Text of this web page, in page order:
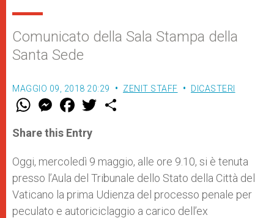
Comunicato della Sala Stampa della
Santa Sede
MAGGIO 09, 2018 20:29 ZENIT STAFF DICASTERI
W
t
s
p
p
M
e
s
e
g
e
r
F
a
e
b
o
k
w
r
Share this Entry
Oggi, mercoledì 9 maggio, alle ore 9.10, si è tenuta
presso l’Aula del Tribunale dello Stato della Città del
Vaticano la prima Udienza del processo penale per
peculato e autoriciclaggio a carico dell’ex